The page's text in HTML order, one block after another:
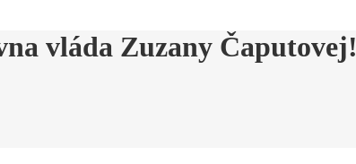
vláda Zuzany Čaputovej!